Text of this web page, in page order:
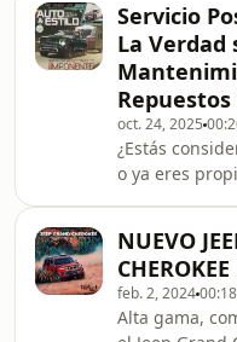
Servicio
La Verdad
oct. 24, 2025
¿Estás
o ya eres
experiencia
BYD.Esta
para entender
logística de
NUEVO
CHEROKEE
feb. 2, 2024
Alta gama,